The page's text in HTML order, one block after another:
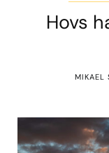
Hovs
MIKAEL